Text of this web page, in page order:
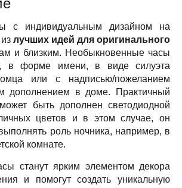
с индивидуальным дизайном на
лучших идей для оригинального
и близким. Необыкновенные часы
в форме имени, в виде силуэта
или с надписью/пожеланием
дополнением в доме. Практичный
быть дополнен светодиодной
цветов и в этом случае, он
роль ночника, например, в
комнате.
станут ярким элементом декора
и помогут создать уникальную